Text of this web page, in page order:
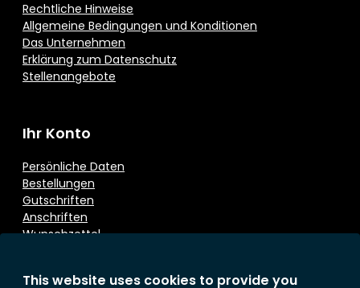
Rechtliche Hinweise
Allgemeine Bedingungen und Konditionen
Das Unternehmen
Erklärung zum Datenschutz
Stellenangebote
Ihr Konto
Persönliche Daten
Bestellungen
Gutschriften
Anschriften
Wunschzettel
This website uses cookies to provide you